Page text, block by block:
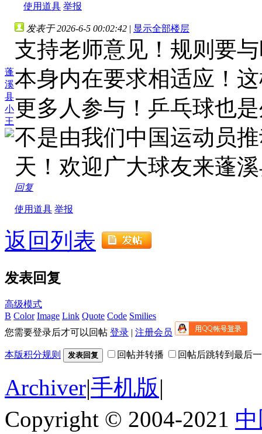
使用道具 举报
蓬
溪
县
小
王
发表于 2026-6-5 00:02:42 | 显示全部楼层
支持老师意见！规则要
本身内在要求相适应！
更多人参与！乒乓球也
不是由我们中国运动员
天！欢迎广大球友来蓬
回复
使用道具 举报
返回列表
发表回复
高级模式
B Color Image Link Quote Code Smilies
您需要登录后才可以回帖 登录 | 注册会员
本版积分规则 发表回复 回帖并转播 回帖后跳转到最后
Archiver|手机版|
Copyright © 2004-2021